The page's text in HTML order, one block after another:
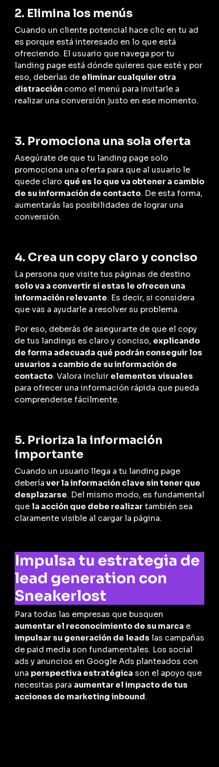
2. Elimina los menús
Cuando un cliente potencial hace clic en tu ad
es porque está interesado en lo que está
ofreciendo. El usuario que navega por tu
landing page está dónde quieres que esté y por
eso, deberías de eliminar cualquier otra
distracción como el menú para invitarle a
realizar una conversión justo en ese momento.
3. Promociona una sola oferta
Asegúrate de que tu landing page solo
promociona una oferta para que al usuario le
quede claro qué es lo que va obtener a cambio
de su información de contacto. De esta forma,
aumentarás las posibilidades de lograr una
conversión.
4. Crea un copy claro y conciso
La persona que visite tus páginas de destino
solo va a convertir si estas le ofrecen una
información relevante. Es decir, si considera
que vas a ayudarle a resolver su problema.
Por eso, deberás de asegurarte de que el copy
de tus landings es claro y conciso, explicando
de forma adecuada qué podrán conseguir los
usuarios a cambio de su información de
contacto. Valora incluir elementos visuales
para ofrecer una información rápida que pueda
comprenderse fácilmente.
5. Prioriza la información
importante
Cuando un usuario llega a tu landing page
deberíaver la información clave sin tener que
desplazarse. Del mismo modo, es fundamental
que la acción que debe realizartambién sea
claramente visible al cargar la página.
Impulsa tu estrategia de
lead generation con
Sneakerlost
Para todas las empresas que busquen
aumentar el reconocimiento de su marca e
impulsar su generación de leads las campañas
de paid media son fundamentales. Los social
ads y anuncios en Google Ads planteados con
una perspectiva estratégica son el apoyo que
necesitas para aumentar el impacto de tus
acciones de marketing inbound.